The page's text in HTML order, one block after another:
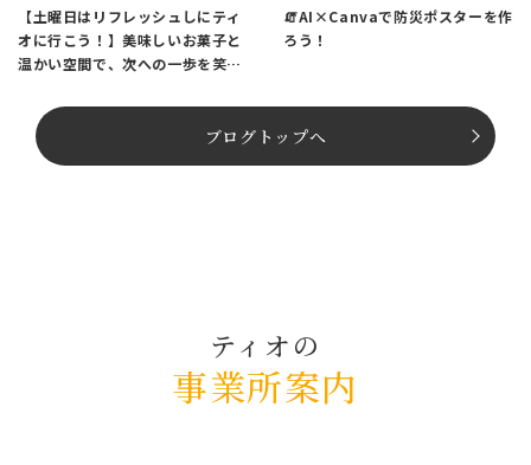
【土曜日はリフレッシュしにティ
オに行こう！】美味しいお菓子と
温かい空間で、次への一歩を笑顔
🧯AI×Canvaで防災ポスターを作
ろう！
ブログトップへ
ティオの
事業所案内